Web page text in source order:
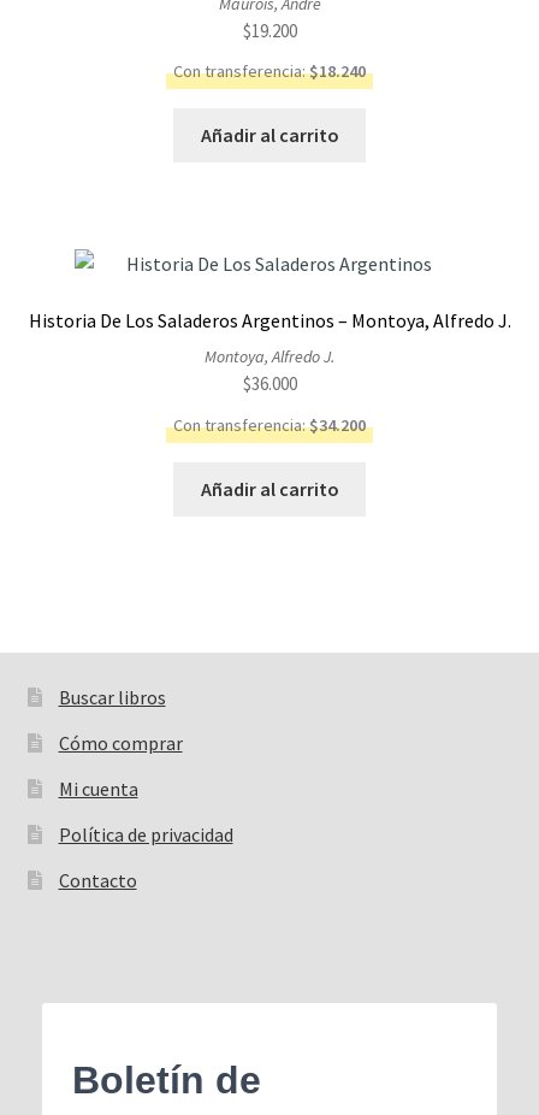
$19.200
Con transferencia:$18.240
Añadir al carrito
Historia De Los Saladeros Argentinos – Montoya, Alfredo J.
Montoya, Alfredo J.
$36.000
Con transferencia:$34.200
Añadir al carrito
Buscar libros
Buscar:
Cómo comprar
Mi cuenta
Política de privacidad
Contacto
Boletín de